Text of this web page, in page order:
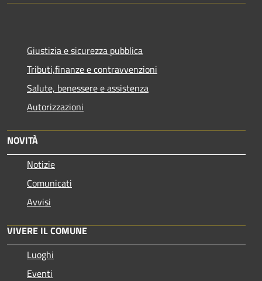
Giustizia e sicurezza pubblica
Tributi,finanze e contravvenzioni
Salute, benessere e assistenza
Autorizzazioni
NOVITÀ
Notizie
Comunicati
Avvisi
VIVERE IL COMUNE
Luoghi
Eventi